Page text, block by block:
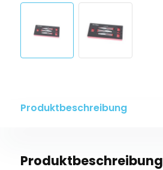
Produktbeschreibung
Produktbeschreibung